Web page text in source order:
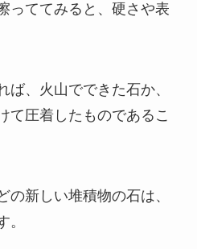
っててみると、硬さや表
ば、火山でできた石か、
て圧着したものであるこ
の新しい堆積物の石は、
。